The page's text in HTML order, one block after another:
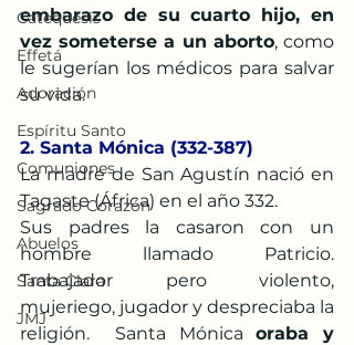
Catequesis
Effetá
Adoración
Espíritu Santo
Comuniones
Sagrado Corazón
Abuelos
Santa Clara
JMJ
embarazo de su cuarto hijo, en
vez someterse a un aborto, como
le sugerían los médicos para salvar
su vida.
2. Santa Mónica (332-387)
La madre de San Agustín nació en
Tagaste (África) en el año 332.
Sus padres la casaron con un
hombre llamado Patricio.
Trabajador pero violento,
mujeriego, jugador y despreciaba la
religión.  Santa Mónica oraba y